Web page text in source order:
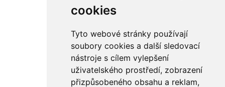
cookies
Tyto webové stránky používají
soubory cookies a další sledovací
nástroje s cílem vylepšení
uživatelského prostředí, zobrazení
přizpůsobeného obsahu a reklam,